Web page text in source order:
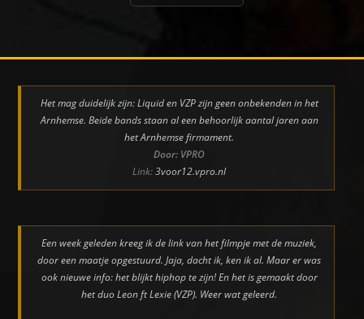
Het mag duidelijk zijn: Liquid en VZP zijn geen onbekenden in het
Arnhemse. Beide bands staan al een behoorlijk aantal jaren aan
het Arnhemse firmament.
Door: VPRO
Link:3voor12.vpro.nl
Een week geleden kreeg ik de link van het filmpje met de muziek,
door een maatje opgestuurd. Jaja, dacht ik, ken ik al. Maar er was
ook nieuwe info: het blijkt hiphop te zijn! En het is gemaakt door
het duo Leon ft Lexie (VZP). Weer wat geleerd.